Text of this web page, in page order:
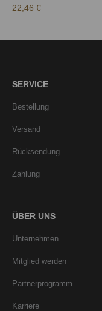
22,46 €
SERVICE
Bestellung
Versand
Rücksendung
Zahlung
ÜBER UNS
Unternehmen
Mitglied werden
Partnerprogramm
Karriere